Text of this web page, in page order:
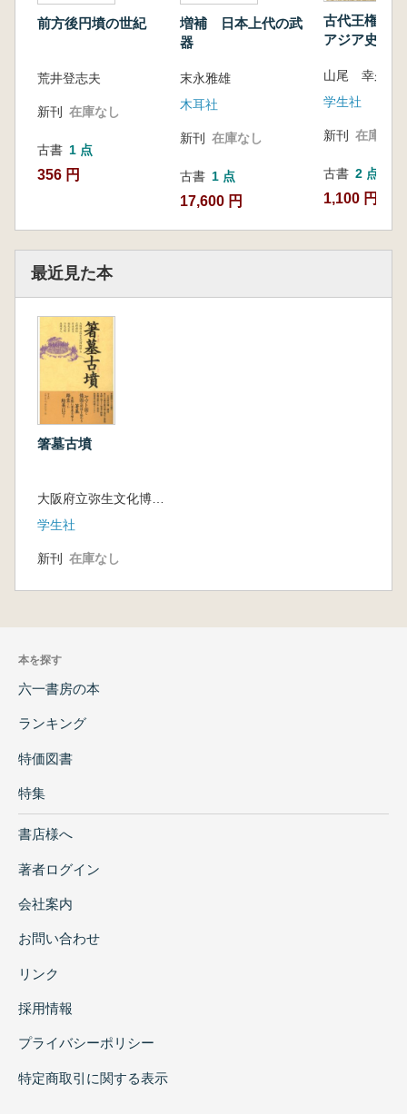
前方後円墳の世紀
荒井登志夫
新刊 在庫なし
古書 1 点
356 円
増補 日本上代の武
器
末永雅雄
木耳社
新刊 在庫なし
古書 1 点
17,600 円
古代王権の
アジア史上
山尾 幸久 著
学生社
新刊 在庫なし
古書 2 点
1,100 円~
最近見た本
箸墓古墳
学生社
新刊 在庫なし
本を探す
六一書房の本
ランキング
特価図書
特集
書店様へ
著者ログイン
会社案内
お問い合わせ
リンク
採用情報
プライバシーポリシー
特定商取引に関する表示